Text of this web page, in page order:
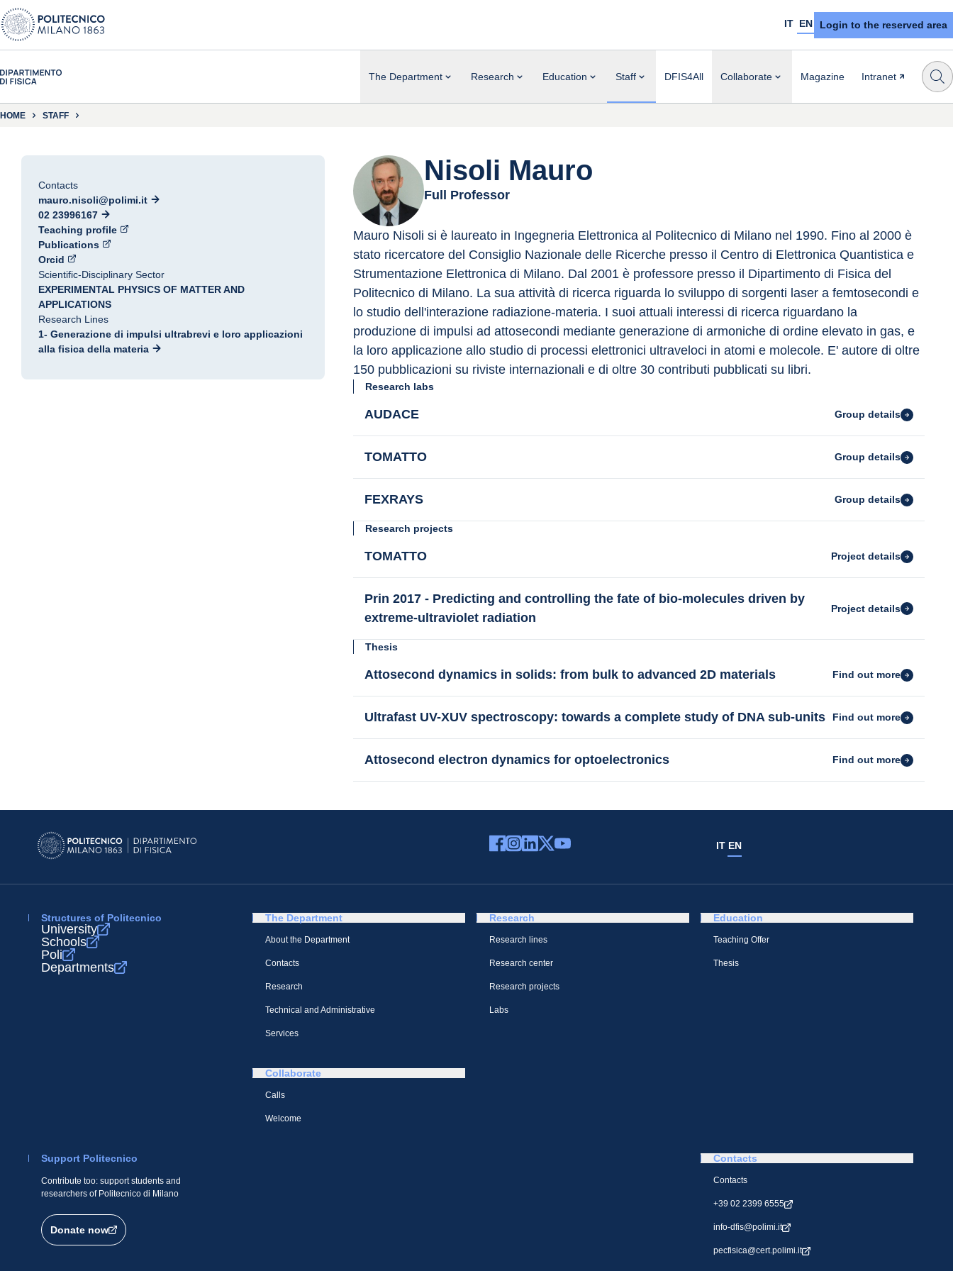
IT EN Login to the reserved area
The Department Research Education Staff DFIS4All Collaborate Magazine Intranet
HOME STAFF
Contacts
mauro.nisoli@polimi.it
02 23996167
Teaching profile
Publications
Orcid
Scientific-Disciplinary Sector
EXPERIMENTAL PHYSICS OF MATTER AND
APPLICATIONS
Research Lines
1- Generazione di impulsi ultrabrevi e loro applicazioni
alla fisica della materia
Nisoli Mauro
Full Professor
Mauro Nisoli si è laureato in Ingegneria Elettronica al Politecnico di Milano nel 1990. Fino al 2000 è
stato ricercatore del Consiglio Nazionale delle Ricerche presso il Centro di Elettronica Quantistica e
Strumentazione Elettronica di Milano. Dal 2001 è professore presso il Dipartimento di Fisica del
Politecnico di Milano. La sua attività di ricerca riguarda lo sviluppo di sorgenti laser a femtosecondi e
lo studio dell'interazione radiazione-materia. I suoi attuali interessi di ricerca riguardano la
produzione di impulsi ad attosecondi mediante generazione di armoniche di ordine elevato in gas, e
la loro applicazione allo studio di processi elettronici ultraveloci in atomi e molecole. E' autore di oltre
150 pubblicazioni su riviste internazionali e di oltre 30 contributi pubblicati su libri.
Research labs
AUDACE Group details
TOMATTO Group details
FEXRAYS Group details
Research projects
TOMATTO Project details
Prin 2017 - Predicting and controlling the fate of bio-molecules driven by
extreme-ultraviolet radiation
Project details
Thesis
Attosecond dynamics in solids: from bulk to advanced 2D materials Find out more
Ultrafast UV-XUV spectroscopy: towards a complete study of DNA sub-units Find out more
Attosecond electron dynamics for optoelectronics Find out more
IT EN
Structures of Politecnico
University
Schools
Poli
Departments
The Department
About the Department
Contacts
Research
Technical and Administrative
Services
Research
Research lines
Research center
Research projects
Labs
Education
Teaching Offer
Thesis
Collaborate
Calls
Welcome
Support Politecnico
Contribute too: support students and
researchers of Politecnico di Milano
Donate now
Contacts
Contacts
+39 02 2399 6555
info-dfis@polimi.it
pecfisica@cert.polimi.it